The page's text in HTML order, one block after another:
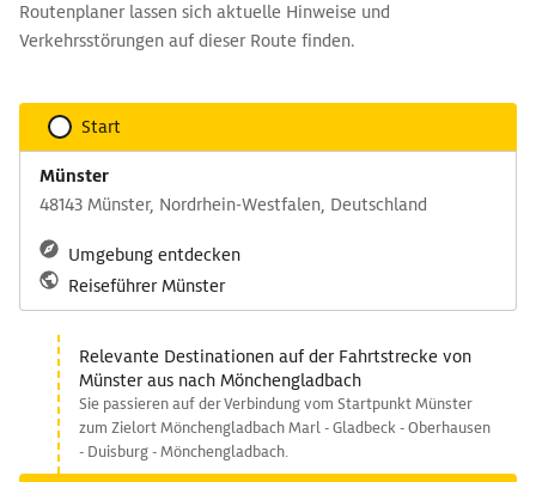
Routenplaner lassen sich aktuelle Hinweise und
Verkehrsstörungen auf dieser Route finden.
Start
Münster
48143 Münster, Nordrhein-Westfalen, Deutschland
Umgebung entdecken
Reiseführer Münster
Relevante Destinationen auf der Fahrtstrecke von
Münster aus nach Mönchengladbach
Sie passieren auf der Verbindung vom Startpunkt Münster
zum Zielort Mönchengladbach Marl - Gladbeck - Oberhausen
- Duisburg - Mönchengladbach.